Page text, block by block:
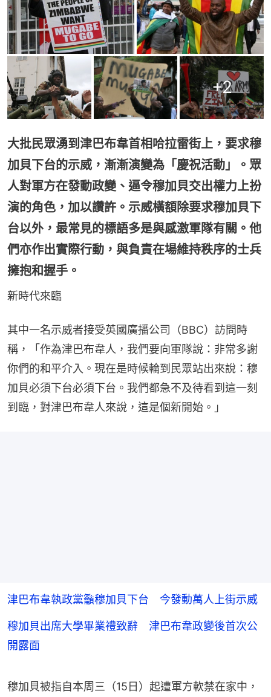
+2
大批民眾湧到津巴布韋首相哈拉雷街上，要求穆
加貝下台的示威，漸漸演變為「慶祝活動」。眾
人對軍方在發動政變、逼令穆加貝交出權力上扮
演的角色，加以讚許。示威橫額除要求穆加貝下
台以外，最常見的標語多是與感激軍隊有關。他
們亦作出實際行動，與負責在場維持秩序的士兵
擁抱和握手。
新時代來臨
其中一名示威者接受英國廣播公司（BBC）訪問時
稱，「作為津巴布韋人，我們要向軍隊說：非常多謝
你們的和平介入。現在是時候輪到民眾站出來說：穆
加貝必須下台必須下台。我們都急不及待看到這一刻
到臨，對津巴布韋人來說，這是個新開始。」
津巴布韋執政黨籲穆加貝下台 今發動萬人上街示威
穆加貝出席大學畢業禮致辭 津巴布韋政變後首次公
開露面
穆加貝被指自本周三（15日）起遭軍方軟禁在家中，